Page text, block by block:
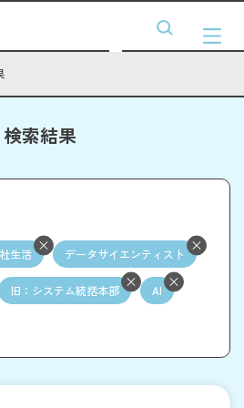
検索結果
生活 データサイエンティスト
旧：システム統括本部 AI